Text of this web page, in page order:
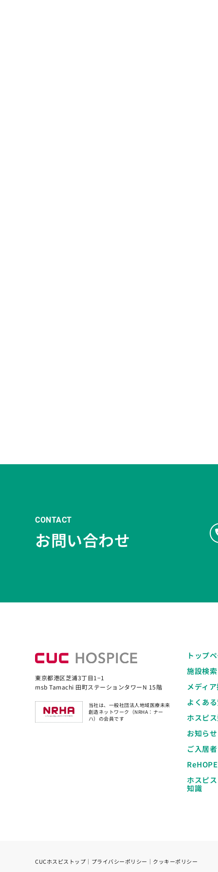
CONTACT
お問い合わせ
東京都港区芝浦3丁目1−1
msb Tamachi 田町ステーションタワーN 15階
当社は、一般社団法人地域医療未来
創造ネットワーク（NRHA：ナー
ハ）の会員です
トップ
施設検索
メディ
よくあ
ホスピ
お知らせ
ご入居
ホスピ
知識
CUCホスピストップ ｜ プライバシーポリシー ｜ クッキーポリシー